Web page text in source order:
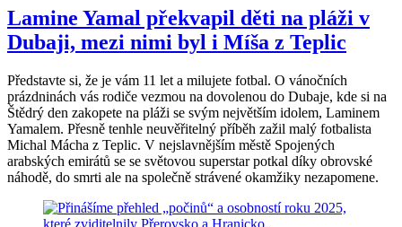
Lamine Yamal překvapil děti na pláži v
Dubaji, mezi nimi byl i Míša z Teplic
Představte si, že je vám 11 let a milujete fotbal. O vánočních
prázdninách vás rodiče vezmou na dovolenou do Dubaje, kde si na
Štědrý den zakopete na pláži se svým největším idolem, Laminem
Yamalem. Přesně tenhle neuvěřitelný příběh zažil malý fotbalista
Michal Mácha z Teplic. V nejslavnějším městě Spojených
arabských emirátů se se světovou superstar potkal díky obrovské
náhodě, do smrti ale na společně strávené okamžiky nezapomene.